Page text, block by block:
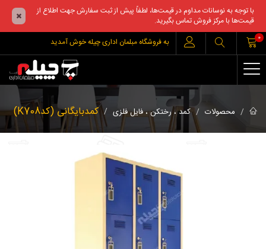
با توجه به نوسانات مداوم در قیمت‌ها، لطفاً پیش از ثبت سفارش جهت اطلاع از
قیمت‌ها با مرکز فروش تماس بگیرید.
به فروشگاه مبلمان اداری چیله خوش آمدید
0
محصولات کمد ، رختکن ، فایل فلزی کمدبایگانی (کدK708)